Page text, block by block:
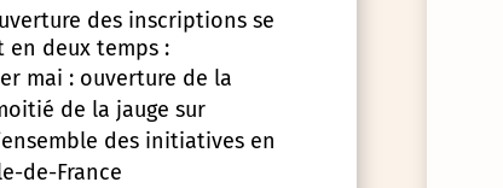
des inscriptions se
en deux temps :
mai : ouverture de la
de la jauge sur
des initiatives en
de-France